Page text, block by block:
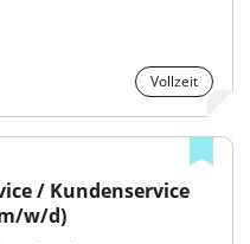
Vollzeit
/ Kundenservice
w/d)